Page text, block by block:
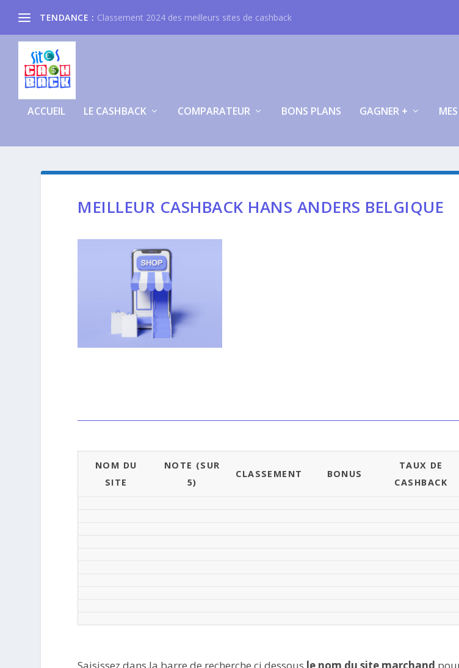
TENDANCE : Classement 2024 des meilleurs sites de cashback
ACCUEIL LE CASHBACK COMPARATEUR BONS PLANS GAGNER +
MEILLEUR CASHBACK HANS ANDERS BELGIQUE
NOM DU
SITE
NOTE (SUR
5)
CLASSEMENT BONUS
TAUX DE
CASHBACK
Saisissez dans la barre de recherche ci dessous le nom du site marchand